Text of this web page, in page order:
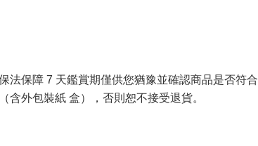
保障 7 天鑑賞期僅供您猶豫並確認商品是否符合
含外包裝紙 盒），否則恕不接受退貨。